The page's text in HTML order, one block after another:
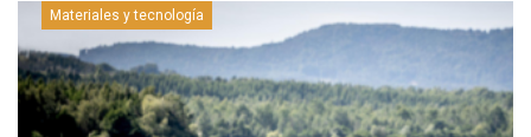
Materiales y tecnología